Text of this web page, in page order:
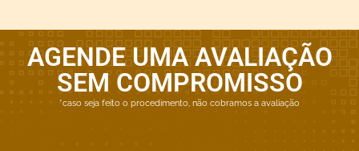
AGENDE UMA AVALIAÇÃO
SEM COMPROMISSO
*caso seja feito o procedimento, não cobramos a avaliação